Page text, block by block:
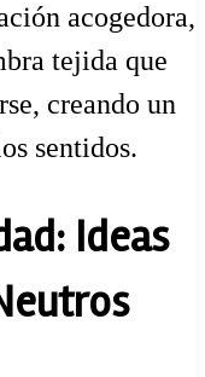
acogedora,
tejida que
creando un
sentidos.
Ideas